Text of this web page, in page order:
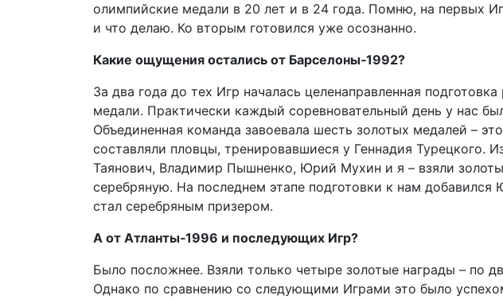
олимпийские медали в 20 лет и в 24 года. Помню, на первых
и что делаю. Ко вторым готовился уже осознанно.
Какие ощущения остались от Барселоны‑1992?
За два года до тех Игр началась целенаправленная
медали. Практически каждый соревновательный день у нас
Объединенная команда завоевала шесть золотых медалей –
составляли пловцы, тренировавшиеся у Геннадия Турецкого.
Таянович, Владимир Пышненко, Юрий Мухин и я – взяли
серебряную. На последнем этапе подготовки к нам
стал серебряным призером.
А от Атланты‑1996 и последующих Игр?
Было посложнее. Взяли только четыре золотые награды – по
Однако по сравнению со следующими Играми это было